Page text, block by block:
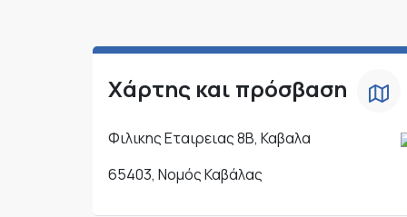
Χάρτης και πρόσβαση
Φιλικης Εταιρειας 8Β, Καβαλα
65403, Νομός Καβάλας